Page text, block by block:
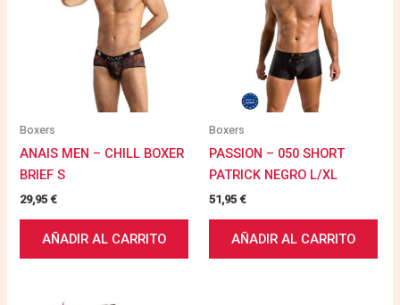
Boxers
ANAIS MEN – CHILL BOXER
BRIEF S
29,95€
AÑADIR AL CARRITO
Boxers
PASSION – 050 SHORT
PATRICK NEGRO L/XL
51,95€
AÑADIR AL CARRITO